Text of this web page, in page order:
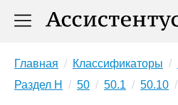
Главная Классификаторы
Раздел H
50 50.1 50.10